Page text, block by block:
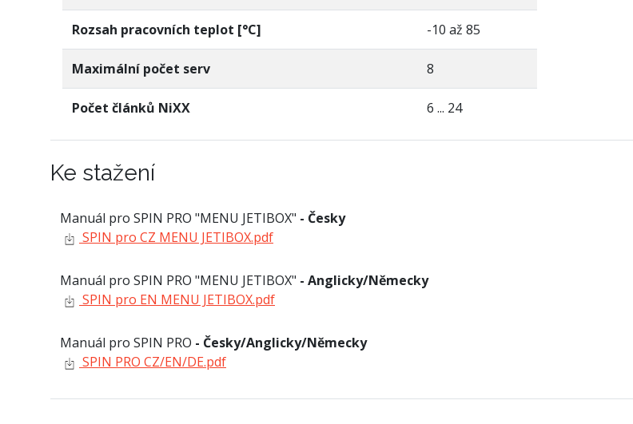
Rozsah pracovních teplot [°C] -10 až 85
Maximální počet serv 8
Počet článků NiXX 6 ... 24
Ke stažení
Manuál pro SPIN PRO "MENU JETIBOX" - Česky
SPIN pro CZ MENU JETIBOX.pdf
Manuál pro SPIN PRO "MENU JETIBOX" - Anglicky/Německy
SPIN pro EN MENU JETIBOX.pdf
Manuál pro SPIN PRO - Česky/Anglicky/Německy
SPIN PRO CZ/EN/DE.pdf